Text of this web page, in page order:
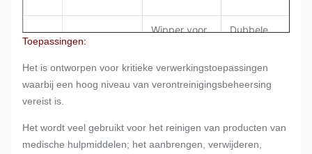
2 1009DLE/140
Wipper voor
Dubbele
3 1009SLE/120
Wipper voor
Eenvoudig
4 6001
Wipper voor
schoonruimte
Eenvoudig
breiwerk
Toepassingen:
Het is ontworpen voor kritieke verwerkingstoepassingen
waarbij een hoog niveau van verontreinigingsbeheersing
vereist is.
Het wordt veel gebruikt voor het reinigen van producten van
medische hulpmiddelen; het aanbrengen, verwijderen,